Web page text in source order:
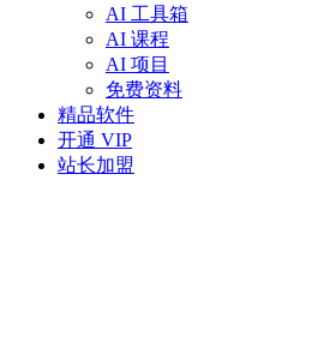
AI 工具箱
AI 课程
AI 项目
免费资料
精品软件
开通 VIP
站长加盟